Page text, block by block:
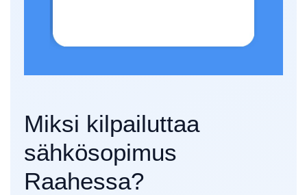
Miksi kilpailuttaa
sähkösopimus
Raahessa?